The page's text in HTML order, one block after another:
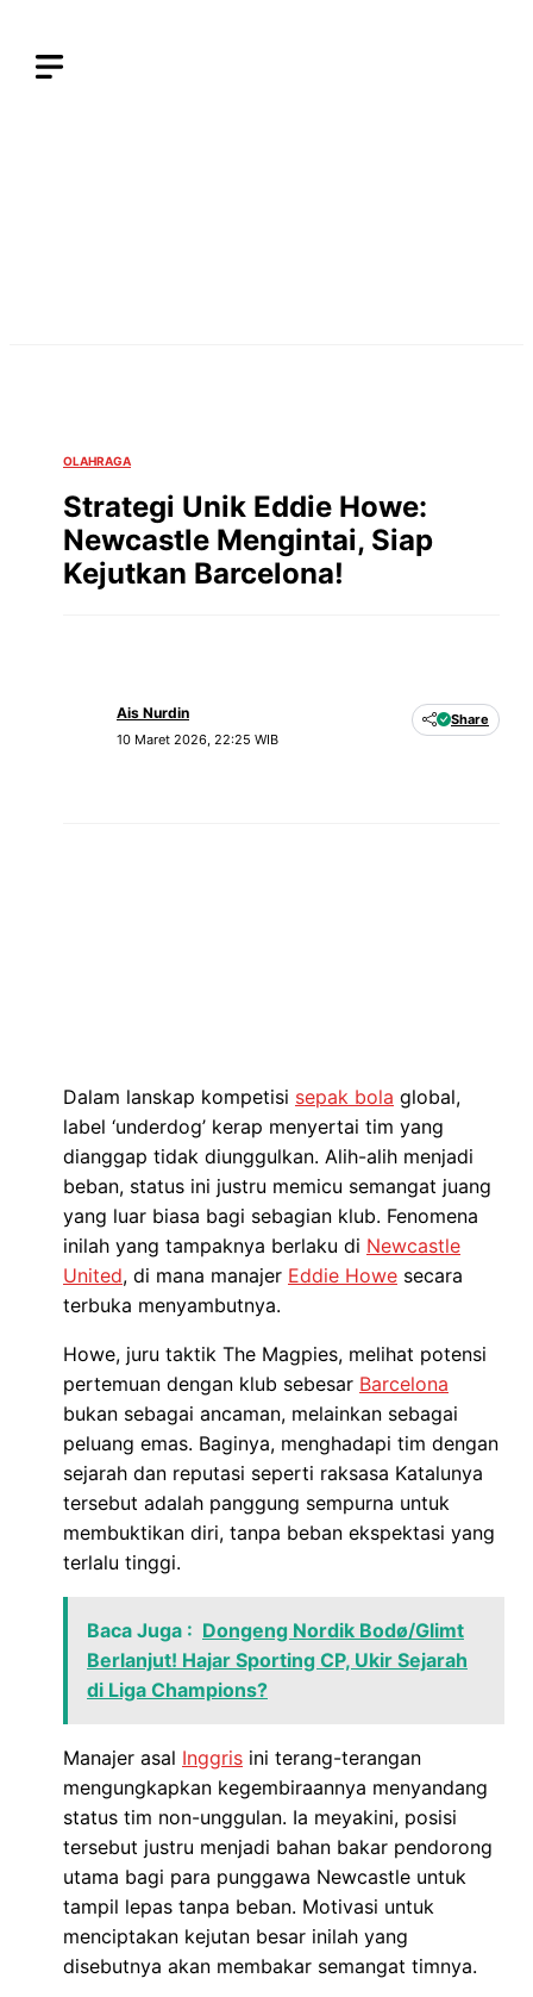
OLAHRAGA
Strategi Unik Eddie Howe:
Newcastle Mengintai, Siap
Kejutkan Barcelona!
Ais Nurdin
10 Maret 2026, 22:25 WIB
Share
Dalam lanskap kompetisi sepak bola global,
label ‘underdog’ kerap menyertai tim yang
dianggap tidak diunggulkan. Alih-alih menjadi
beban, status ini justru memicu semangat juang
yang luar biasa bagi sebagian klub. Fenomena
inilah yang tampaknya berlaku di Newcastle
United, di mana manajer Eddie Howe secara
terbuka menyambutnya.
Howe, juru taktik The Magpies, melihat potensi
pertemuan dengan klub sebesar Barcelona
bukan sebagai ancaman, melainkan sebagai
peluang emas. Baginya, menghadapi tim dengan
sejarah dan reputasi seperti raksasa Katalunya
tersebut adalah panggung sempurna untuk
membuktikan diri, tanpa beban ekspektasi yang
terlalu tinggi.
Baca Juga : Dongeng Nordik Bodø/Glimt
Berlanjut! Hajar Sporting CP, Ukir Sejarah
di Liga Champions?
Manajer asal Inggris ini terang-terangan
mengungkapkan kegembiraannya menyandang
status tim non-unggulan. Ia meyakini, posisi
tersebut justru menjadi bahan bakar pendorong
utama bagi para punggawa Newcastle untuk
tampil lepas tanpa beban. Motivasi untuk
menciptakan kejutan besar inilah yang
disebutnya akan membakar semangat timnya.